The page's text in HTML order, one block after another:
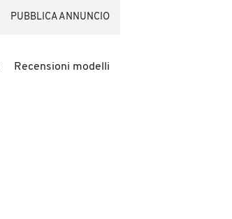
PUBBLICA ANNUNCIO
Recensioni modelli